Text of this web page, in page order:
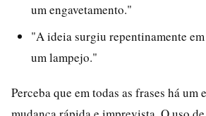
um engavetamento."
"A ideia surgiu repentinamente
um lampejo."
Perceba que em todas as frases há um